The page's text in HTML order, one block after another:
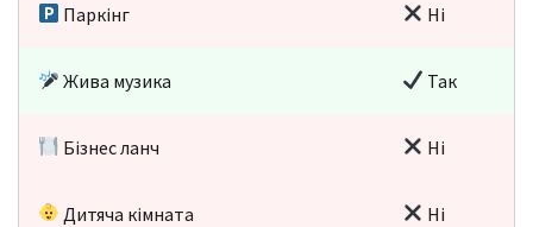
Паркінг Ні
Жива музика Так
Бізнес ланч Ні
Дитяча кімната Ні